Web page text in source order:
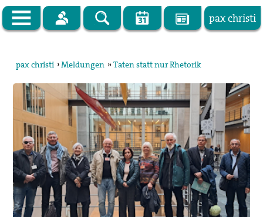
pax christi
Vor Ort
Themen
Kampagnen
Publikationen
Facebook
pax christi ›Meldungen »Taten statt nur Rhetorik